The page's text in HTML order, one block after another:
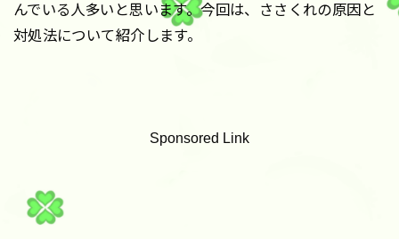
んでいる人多いと思います。今回は、ささくれの原因と
対処法について紹介します。
Sponsored Link